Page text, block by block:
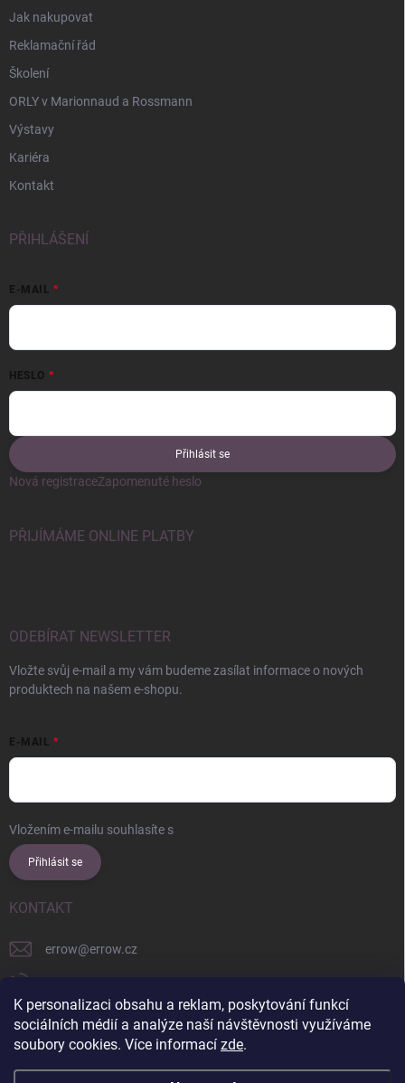
K personalizaci obsahu a reklam, poskytování funkcí
sociálních médií a analýze naší návštěvnosti využíváme
soubory cookies. Více informací zde.
Jak nakupovat
Reklamační řád
Školení
ORLY v Marionnaud a Rossmann
Výstavy
Kariéra
Kontakt
PŘIHLÁŠENÍ
E-MAIL
HESLO
Přihlásit se
Nová registraceZapomenuté heslo
PŘIJÍMÁME ONLINE PLATBY
ODEBÍRAT NEWSLETTER
Vložte svůj e-mail a my vám budeme zasílat informace o nových
produktech na našem e-shopu.
E-MAIL
Vložením e-mailu souhlasíte s
Přihlásit se
KONTAKT
errow@errow.cz
explore/locations/957228892/